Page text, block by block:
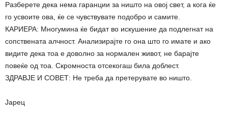
Разберете дека нема гаранции за ништо на овој свет, а кога ќе
го усвоите ова, ќе се чувствувате подобро и самите.
КАРИЕРА: Многумина ќе бидат во искушение да подлегнат на
сопствената алчност. Анализирајте го она што го имате и ако
видите дека тоа е доволно за нормален живот, не барајте
повеќе од тоа. Скромноста отсекогаш била доблест.
ЗДРАВЈЕ И СОВЕТ: Не треба да претерувате во ништо.
Јарец